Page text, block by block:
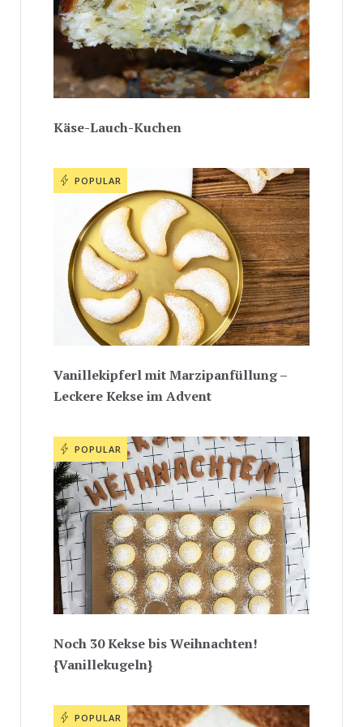
Käse-Lauch-Kuchen
POPULAR
Vanillekipferl mit Marzipanfüllung –
Leckere Kekse im Advent
POPULAR
Noch 30 Kekse bis Weihnachten!
{Vanillekugeln}
POPULAR